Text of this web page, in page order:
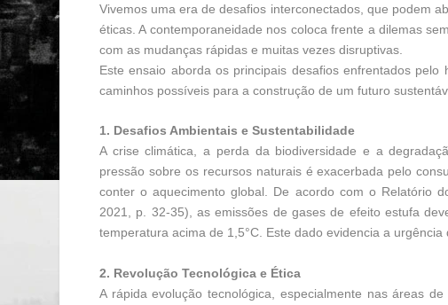
Vivemos uma era de desafios interconectados, que podem
éticas. A contemporaneidade nos coloca frente a dilemas
com as mudanças rápidas e muitas vezes disruptivas.
Este ensaio aborda os principais desafios enfrentados
caminhos possíveis para a construção de um futuro
1. Desafios Ambientais e Sustentabilidade
A crise climática, a perda da biodiversidade e a
pressão sobre os recursos naturais é exacerbada pelo
conter o aquecimento global. De acordo com o Relatório
2021, p. 32-35), as emissões de gases de efeito estufa
temperatura acima de 1,5°C. Este dado evidencia a urgência
2. Revolução Tecnológica e Ética
A rápida evolução tecnológica, especialmente nas áreas